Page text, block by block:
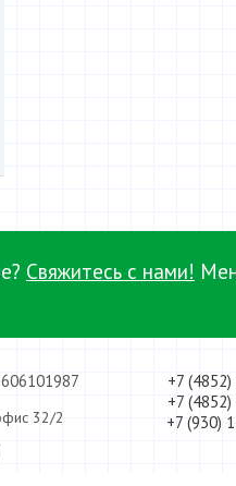
Свяжитесь с нами!
32/2
+7
+7
+7 (930)